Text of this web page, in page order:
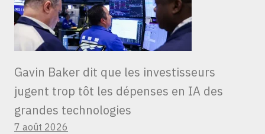
Gavin Baker dit que les investisseurs
jugent trop tôt les dépenses en IA des
grandes technologies
7 août 2026